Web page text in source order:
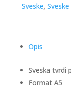
Sveske,
Opis
Sveska tvrdi
Format A5